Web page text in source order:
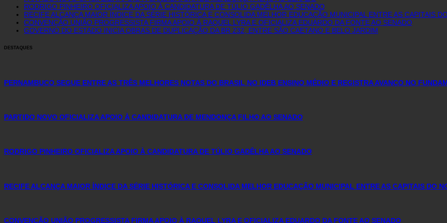
RODRIGO PINHEIRO OFICIALIZA APOIO À CANDIDATURA DE TÚLIO GADÊLHA AO SENADO
RECIFE ALCANÇA MAIOR ÍNDICE DA SÉRIE HISTÓRICA E CONSOLIDA MELHOR EDUCAÇÃO MUNICIPAL ENTRE AS CAPITAIS
CONVENÇÃO UNIÃO PROGRESSISTA FIRMA APOIO À RAQUEL LYRA E OFICIALIZA EDUARDO DA FONTE AO SENADO
GOVERNO DO ESTADO INICIA OBRAS DE DUPLICAÇÃO DA BR 232, ENTRE SÃO CAETANO E BELO JARDIM
DESTAQUES
PERNAMBUCO SEGUE ENTRE AS TRÊS MELHORES NOTAS DO BRASIL NO IDEB ENSINO MÉDIO E REGISTRA AVANÇO NO
PARTIDO NOVO OFICIALIZA APOIO À CANDIDATURA DE MENDONÇA FILHO AO SENADO
RODRIGO PINHEIRO OFICIALIZA APOIO À CANDIDATURA DE TÚLIO GADÊLHA AO SENADO
RECIFE ALCANÇA MAIOR ÍNDICE DA SÉRIE HISTÓRICA E CONSOLIDA MELHOR EDUCAÇÃO MUNICIPAL ENTRE AS CAPITAIS DO
CONVENÇÃO UNIÃO PROGRESSISTA FIRMA APOIO À RAQUEL LYRA E OFICIALIZA EDUARDO DA FONTE AO SENADO